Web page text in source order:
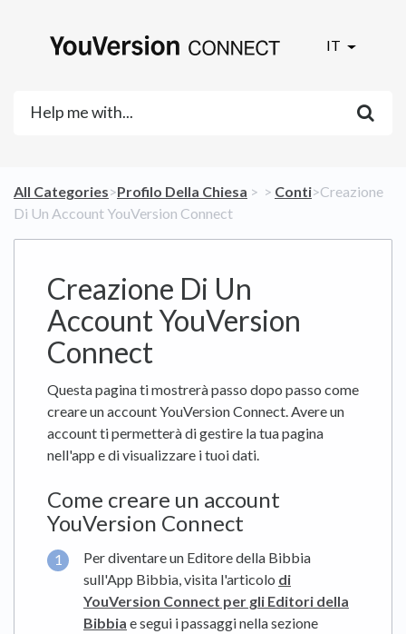
IT
All Categories​>​​Profilo Della Chiesa ​ > ​ ​ > ​ ​Conti​>​ Creazione
Di Un Account YouVersion Connect
Creazione Di Un
Account YouVersion
Connect
Questa pagina ti mostrerà passo dopo passo come
creare un account YouVersion Connect. Avere un
account ti permetterà di gestire la tua pagina
nell'app e di visualizzare i tuoi dati.
Come creare un account
YouVersion Connect
Per diventare un Editore della Bibbia
sull'App Bibbia, visita l'articolo di
YouVersion Connect per gli Editori della
Bibbia e segui i passaggi nella sezione